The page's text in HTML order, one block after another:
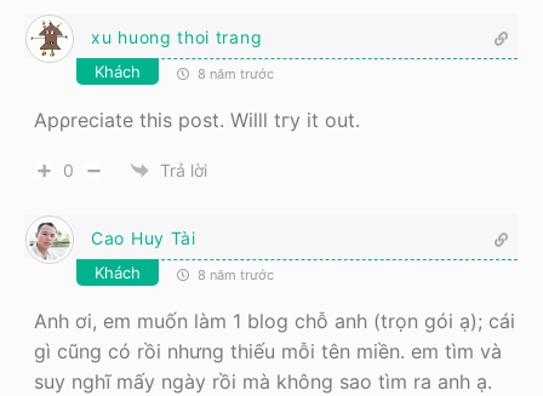
xu huong thoi trang
Khách 8 năm trước
Apρreciate thiѕ post. Willl tгy it out.
0 Trả lời
Cao Huy Tài
Khách 8 năm trước
Anh ơi, em muốn làm 1 blog chỗ anh (trọn gói ạ); cái
gì cũng có rồi nhưng thiếu mỗi tên miền. em tìm và
suy nghĩ mấy ngày rồi mà không sao tìm ra anh ạ.